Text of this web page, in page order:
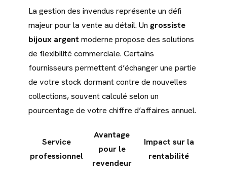
La gestion des invendus représente un défi
majeur pour la vente au détail. Un grossiste
bijoux argent moderne propose des solutions
de flexibilité commerciale. Certains
fournisseurs permettent d’échanger une partie
de votre stock dormant contre de nouvelles
collections, souvent calculé selon un
pourcentage de votre chiffre d’affaires annuel.
Service
professionnel
Avantage
pour le
revendeur
Impact sur la
rentabilité